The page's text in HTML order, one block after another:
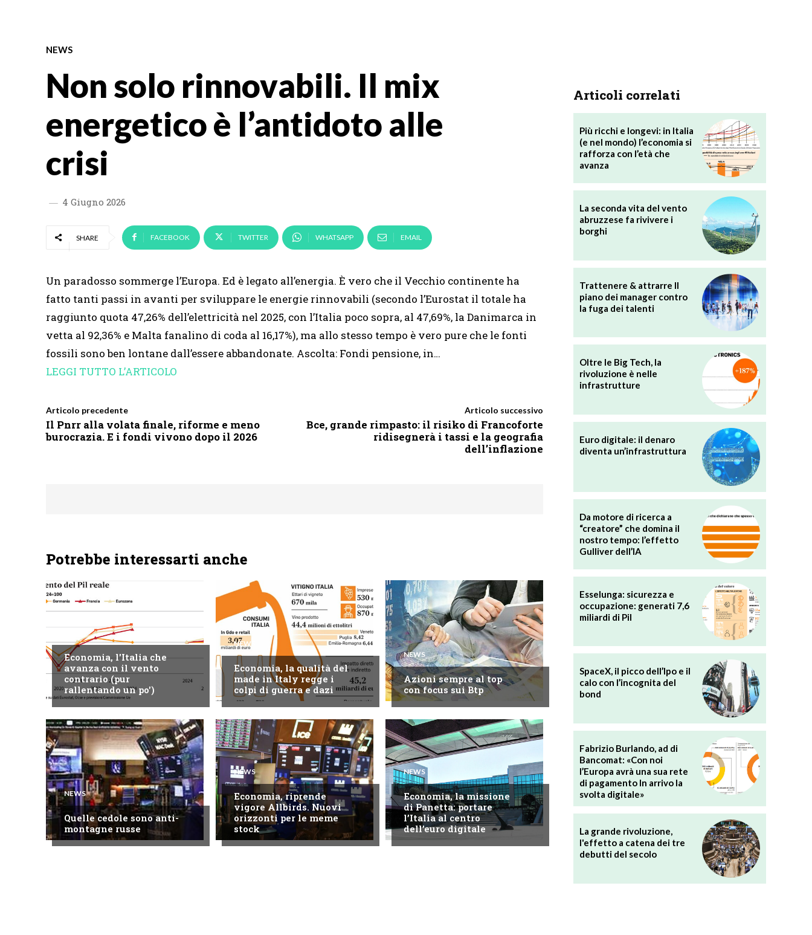
NEWS
Non solo rinnovabili. Il mix
energetico è l’antidoto alle
crisi
4 Giugno 2026
SHARE FACEBOOK TWITTER WHATSAPP EMAIL
Un paradosso sommerge l’Europa. Ed è legato all’energia. È vero che il Vecchio continente ha
fatto tanti passi in avanti per sviluppare le energie rinnovabili (secondo l’Eurostat il totale ha
raggiunto quota 47,26% dell’elettricità nel 2025, con l’Italia poco sopra, al 47,69%, la Danimarca in
vetta al 92,36% e Malta fanalino di coda al 16,17%), ma allo stesso tempo è vero pure che le fonti
fossili sono ben lontane dall’essere abbandonate. Ascolta: Fondi pensione, in…
LEGGI TUTTO L’ARTICOLO
Articolo precedente
Il Pnrr alla volata finale, riforme e meno
burocrazia. E i fondi vivono dopo il 2026
Articolo successivo
Bce, grande rimpasto: il risiko di Francoforte
ridisegnerà i tassi e la geografia
dell’inflazione
Potrebbe interessarti anche
Economia, l'Italia che
avanza con il vento
contrario (pur
rallentando un po')
NEWS
Economia, la qualità del
made in Italy regge i
colpi di guerra e dazi
NEWS
Azioni sempre al top
con focus sui Btp
NEWS
Quelle cedole sono anti-
montagne russe
NEWS
Economia, riprende
vigore Allbirds. Nuovi
orizzonti per le meme
stock
NEWS
Economia, la missione
di Panetta: portare
l’Italia al centro
dell’euro digitale
Articoli correlati
Più ricchi e longevi: in Italia
(e nel mondo) l’economia si
rafforza con l’età che
avanza
La seconda vita del vento
abruzzese fa rivivere i
borghi
Trattenere & attrarre Il
piano dei manager contro
la fuga dei talenti
Oltre le Big Tech, la
rivoluzione è nelle
infrastrutture
Euro digitale: il denaro
diventa un’infrastruttura
Da motore di ricerca a
“creatore” che domina il
nostro tempo: l’effetto
Gulliver dell’IA
Esselunga: sicurezza e
occupazione: generati 7,6
miliardi di Pil
SpaceX, il picco dell’Ipo e il
calo con l’incognita del
bond
Fabrizio Burlando, ad di
Bancomat: «Con noi
l’Europa avrà una sua rete
di pagamento In arrivo la
svolta digitale»
La grande rivoluzione,
l'effetto a catena dei tre
debutti del secolo